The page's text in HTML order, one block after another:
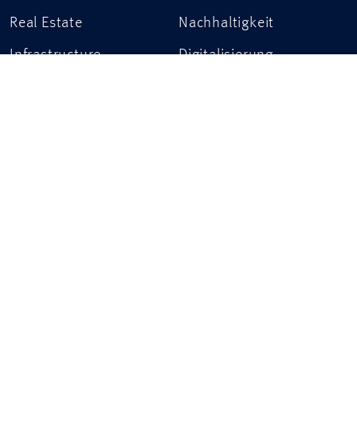
Real Estate
Infrastructure
Nachhaltigkeit
Digitalisierung